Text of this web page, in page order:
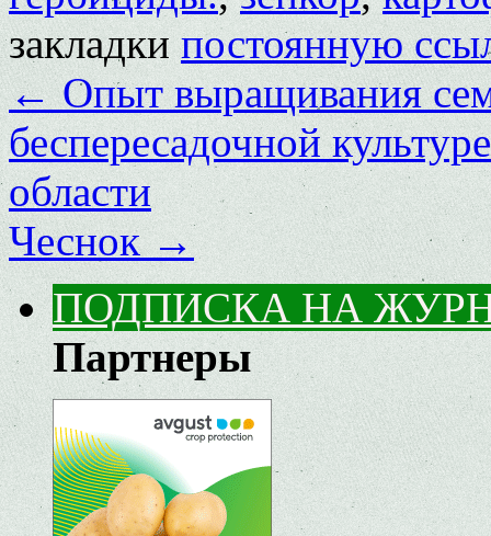
закладкипостоянную
←Опыт выращивания
беспересадочной
области
Чеснок →
ПОДПИСКА НА
Партнеры